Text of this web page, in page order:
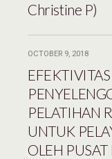
Christine P)
OCTOBER 9, 2018
EFEKTIVITAS
PELATIHAN
UNTUK
OLEH